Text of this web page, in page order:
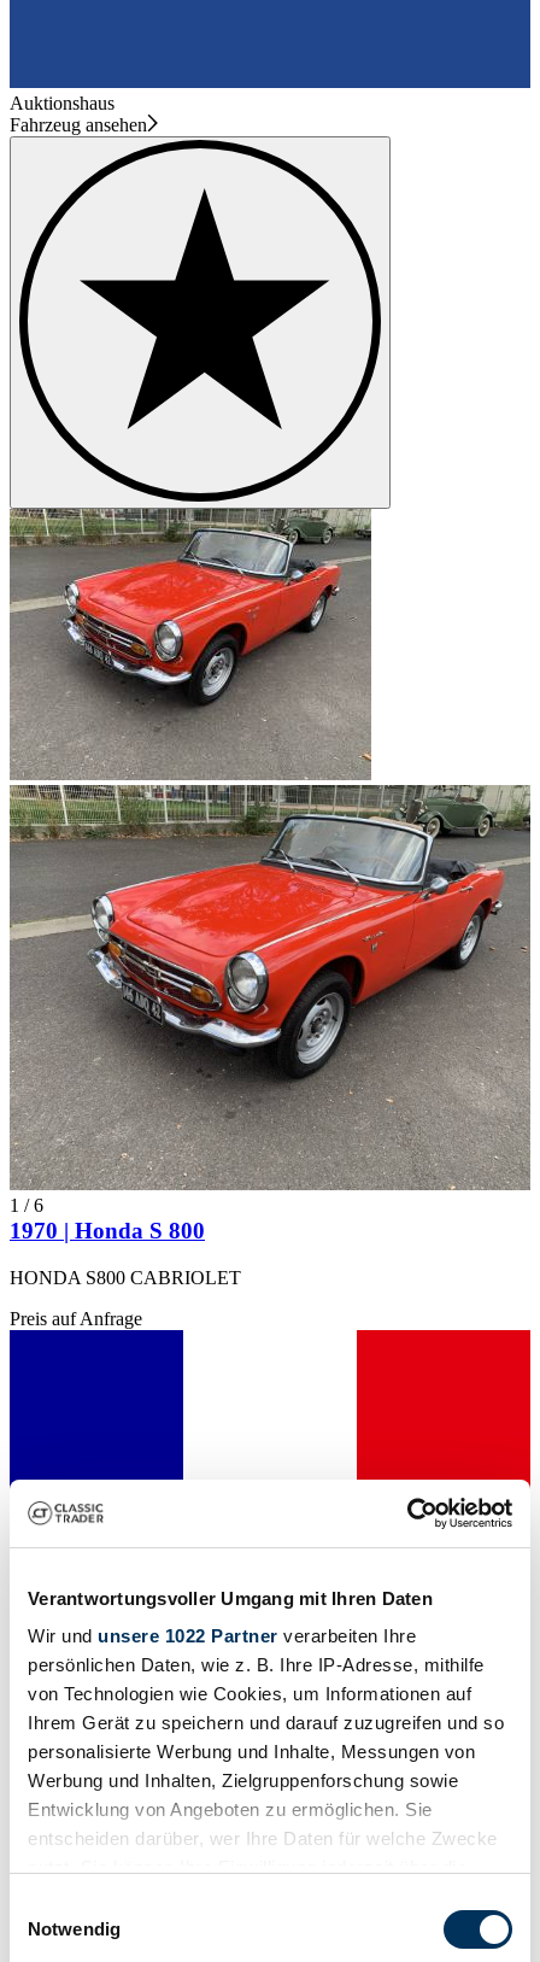
Verantwortungsvoller Umgang mit Ihren Daten
Wir und unsere 1022 Partner verarbeiten Ihre
persönlichen Daten, wie z. B. Ihre IP-Adresse, mithilfe
von Technologien wie Cookies, um Informationen auf
Ihrem Gerät zu speichern und darauf zuzugreifen und so
personalisierte Werbung und Inhalte, Messungen von
Werbung und Inhalten, Zielgruppenforschung sowie
Entwicklung von Angeboten zu ermöglichen. Sie
entscheiden darüber, wer Ihre Daten für welche Zwecke
Trigger Symbol ändern oder widerrufen
Notwendig
Auktionshaus
Fahrzeug ansehen
1 /6
1970 | Honda S 800
HONDA S800 CABRIOLET
Preis auf Anfrage
Händler
Karosserieform
Cabriolet
Tachostand (abgelesen)
999.999 km
Leistung (kW/PS)